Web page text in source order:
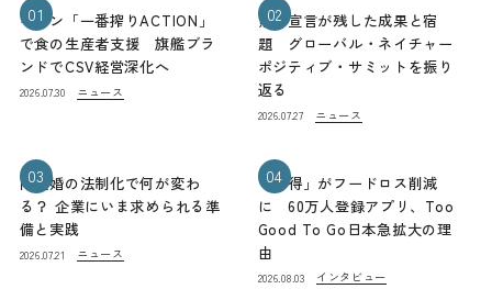
01
キリン「一番搾りACTION」
で食の生産者支援 旗艦ブラ
ンドでCSV経営深化へ
2026.07.30 ニュース
02
熊本宣言が残した成果と宿
題 グローバル・ネイチャー
ポジティブ・サミットを振り
返る
2026.07.27 ニュース
03
同性婚の法制化で何が変わ
る？ 企業にいま求められる準
備と実践
2026.07.21 ニュース
04
「お得」がフードロス削減
に 60万人登録アプリ、Too
Good To Go日本急拡大の理
由
2026.08.03 インタビュー